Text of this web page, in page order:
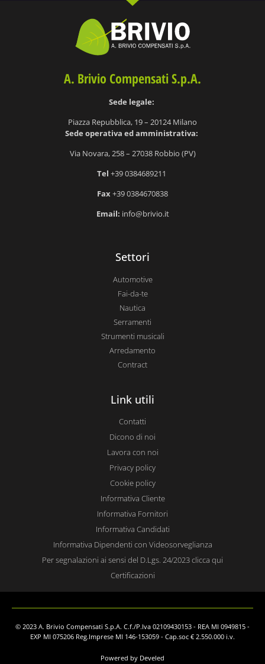
A. Brivio Compensati S.p.A.
Sede legale:
Piazza Repubblica, 19 – 20124 Milano
Sede operativa ed amministrativa:
Via Novara, 258 – 27038 Robbio (PV)
Tel +39 0384689211
Fax+39 0384670838
Email: info@brivio.it
Settori
Automotive
Fai-da-te
Nautica
Serramenti
Strumenti musicali
Arredamento
Contract
Link utili
Contatti
Dicono di noi
Lavora con noi
Privacy policy
Cookie policy
Informativa Cliente
Informativa Fornitori
Informativa Candidati
Informativa Dipendenti con Videosorveglianza
Per segnalazioni ai sensi del D.Lgs. 24/2023 clicca qui
Certificazioni
© 2023 A. Brivio Compensati S.p.A. C.f./P.Iva 02109430153 - REA MI 0949815 -
EXP MI 075206 Reg.Imprese MI 146-153059 - Cap.soc € 2.550.000 i.v.
Powered by Develed